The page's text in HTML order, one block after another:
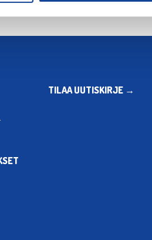
TILAA UUTISKIRJE →